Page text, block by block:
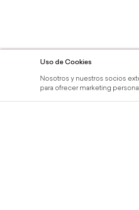
Uso de Cookies
Nosotros y nuestros socios
para ofrecer marketing
en tienda